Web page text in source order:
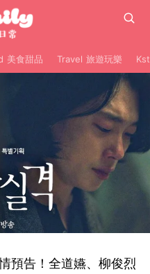
美食甜品 Travel 旅遊玩樂
預告！全道嬿、柳俊烈